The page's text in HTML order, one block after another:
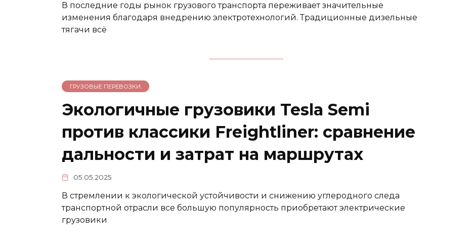
В последние годы рынок грузового транспорта переживает значительные
изменения благодаря внедрению электротехнологий. Традиционные дизельные
тягачи всё
ГРУЗОВЫЕ ПЕРЕВОЗКИ.
Экологичные грузовики Tesla Semi
против классики Freightliner: сравнение
дальности и затрат на маршрутах
05.05.2025
В стремлении к экологической устойчивости и снижению углеродного следа
транспортной отрасли все большую популярность приобретают электрические
грузовики